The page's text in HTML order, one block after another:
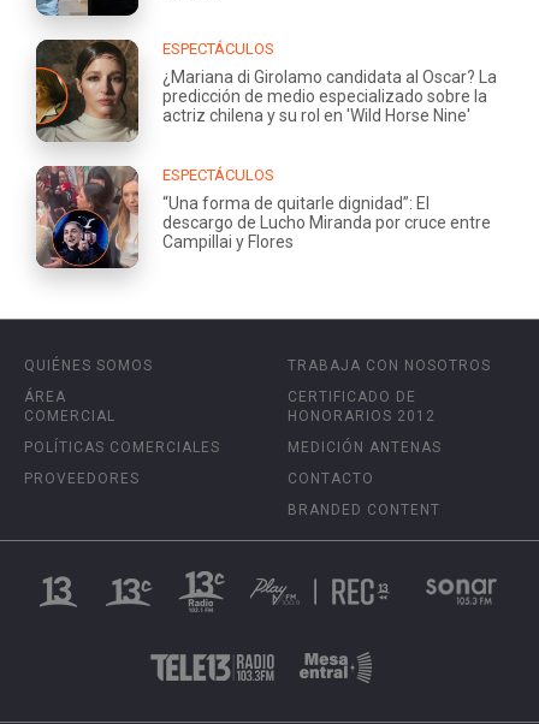
ESPECTÁCULOS
¿Mariana di Girolamo candidata al Oscar? La
predicción de medio especializado sobre la
actriz chilena y su rol en 'Wild Horse Nine'
ESPECTÁCULOS
“Una forma de quitarle dignidad”: El
descargo de Lucho Miranda por cruce entre
Campillai y Flores
QUIÉNES SOMOS
ÁREA
COMERCIAL
POLÍTICAS COMERCIALES
PROVEEDORES
TRABAJA CON NOSOTROS
CERTIFICADO DE
HONORARIOS 2012
MEDICIÓN ANTENAS
CONTACTO
BRANDED CONTENT